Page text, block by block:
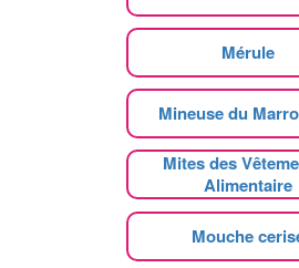
Mérule
Mineuse du
Mites des
Alimentaire
Mouche